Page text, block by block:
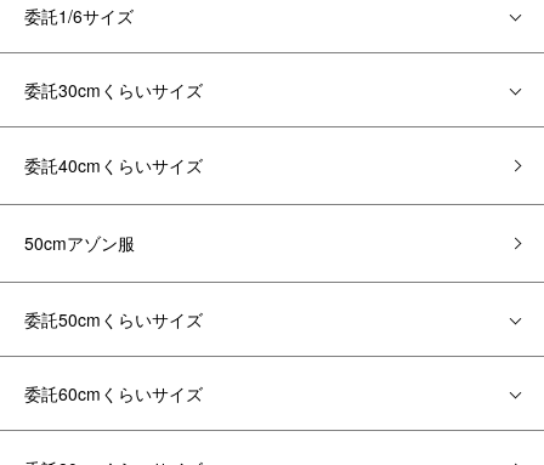
委託1/6サイズ
委託30cmくらいサイズ
委託40cmくらいサイズ
50cmアゾン服
委託50cmくらいサイズ
委託60cmくらいサイズ